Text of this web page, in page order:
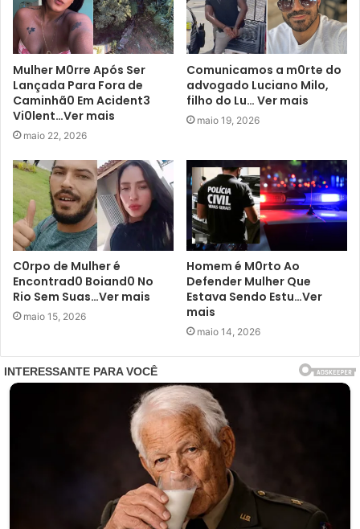
Mulher M0rre Após Ser
Lançada Para Fora de
Caminhã0 Em Acident3
Vi0lent…Ver mais
maio 22, 2026
Comunicamos a m0rte do
advogado Luciano Milo,
filho do Lu… Ver mais
maio 19, 2026
C0rpo de Mulher é
Encontrad0 Boiand0 No
Rio Sem Suas…Ver mais
maio 15, 2026
Homem é M0rto Ao
Defender Mulher Que
Estava Sendo Estu…Ver
mais
maio 14, 2026